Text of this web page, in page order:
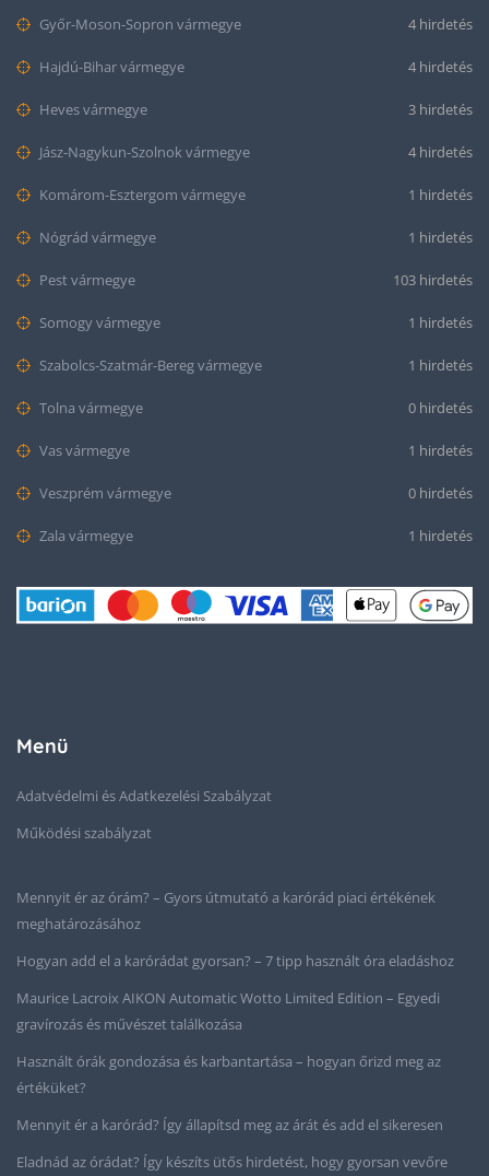
Győr-Moson-Sopron vármegye 4 hirdetés
Hajdú-Bihar vármegye 4 hirdetés
Heves vármegye 3 hirdetés
Jász-Nagykun-Szolnok vármegye 4 hirdetés
Komárom-Esztergom vármegye 1 hirdetés
Nógrád vármegye 1 hirdetés
Pest vármegye 103 hirdetés
Somogy vármegye 1 hirdetés
Szabolcs-Szatmár-Bereg vármegye 1 hirdetés
Tolna vármegye 0 hirdetés
Vas vármegye 1 hirdetés
Veszprém vármegye 0 hirdetés
Zala vármegye 1 hirdetés
Menü
Adatvédelmi és Adatkezelési Szabályzat
Működési szabályzat
Mennyit ér az órám? – Gyors útmutató a karórád piaci értékének
meghatározásához
Hogyan add el a karórádat gyorsan? – 7 tipp használt óra eladáshoz
Maurice Lacroix AIKON Automatic Wotto Limited Edition – Egyedi
gravírozás és művészet találkozása
Használt órák gondozása és karbantartása – hogyan őrizd meg az
értéküket?
Mennyit ér a karórád? Így állapítsd meg az árát és add el sikeresen
Eladnád az órádat? Így készíts ütős hirdetést, hogy gyorsan vevőre